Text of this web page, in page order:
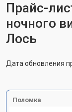
Прайс-
ночного
Лось
Дата обновления
Поломка